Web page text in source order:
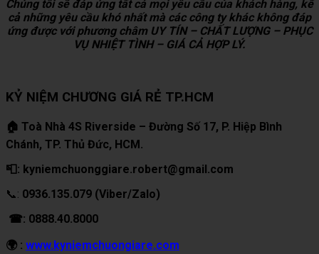
Chúng tôi sẽ đáp ứng tất cả mọi yêu cầu của khách hàng, kể
cả những yêu cầu khó nhất mà các công ty khác không đáp
ứng được với phương châm UY TÍN – CHẤT LƯỢNG – PHỤC
VỤ NHIỆT TÌNH – GIÁ CẢ HỢP LÝ.
KỶ NIỆM CHƯƠNG GIÁ RẺ TP.HCM
🏠 Toà Nhà 4S Riverside – Đường Số 17, P. Hiệp Bình
Chánh, TP. Thủ Đức, HCM.
📮: kyniemchuonggiare.robert@gmail.com
📞: 0936.135.079 (Viber/Zalo)
☎: 0888.40.8000
🌍 : www.kyniemchuongiare.com